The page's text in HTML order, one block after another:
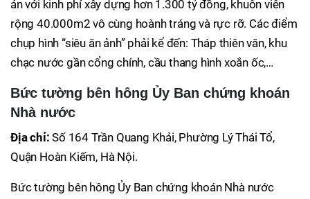
án với kinh phí xây dựng hơn 1.300 tỷ đồng, khuôn viên
rộng 40.000m2 vô cùng hoành tráng và rực rỡ. Các điểm
chụp hình “siêu ăn ảnh” phải kể đến: Tháp thiên văn, khu
chạc nước gần cổng chính, cầu thang hình xoắn ốc,…
Bức tường bên hông Ủy Ban chứng khoán
Nhà nước
Địa chỉ: Số 164 Trần Quang Khải, Phường Lý Thái Tổ,
Quận Hoàn Kiếm, Hà Nội.
Bức tường bên hông Ủy Ban chứng khoán Nhà nước